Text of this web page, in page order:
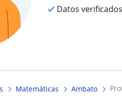
Datos verificados
Matemáticas Ambato